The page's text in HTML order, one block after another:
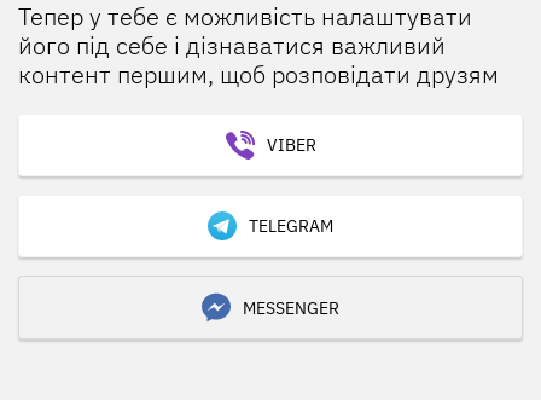
Тепер у тебе є можливість налаштувати
його під себе і дізнаватися важливий
контент першим, щоб розповідати друзям
VIBER
TELEGRAM
MESSENGER